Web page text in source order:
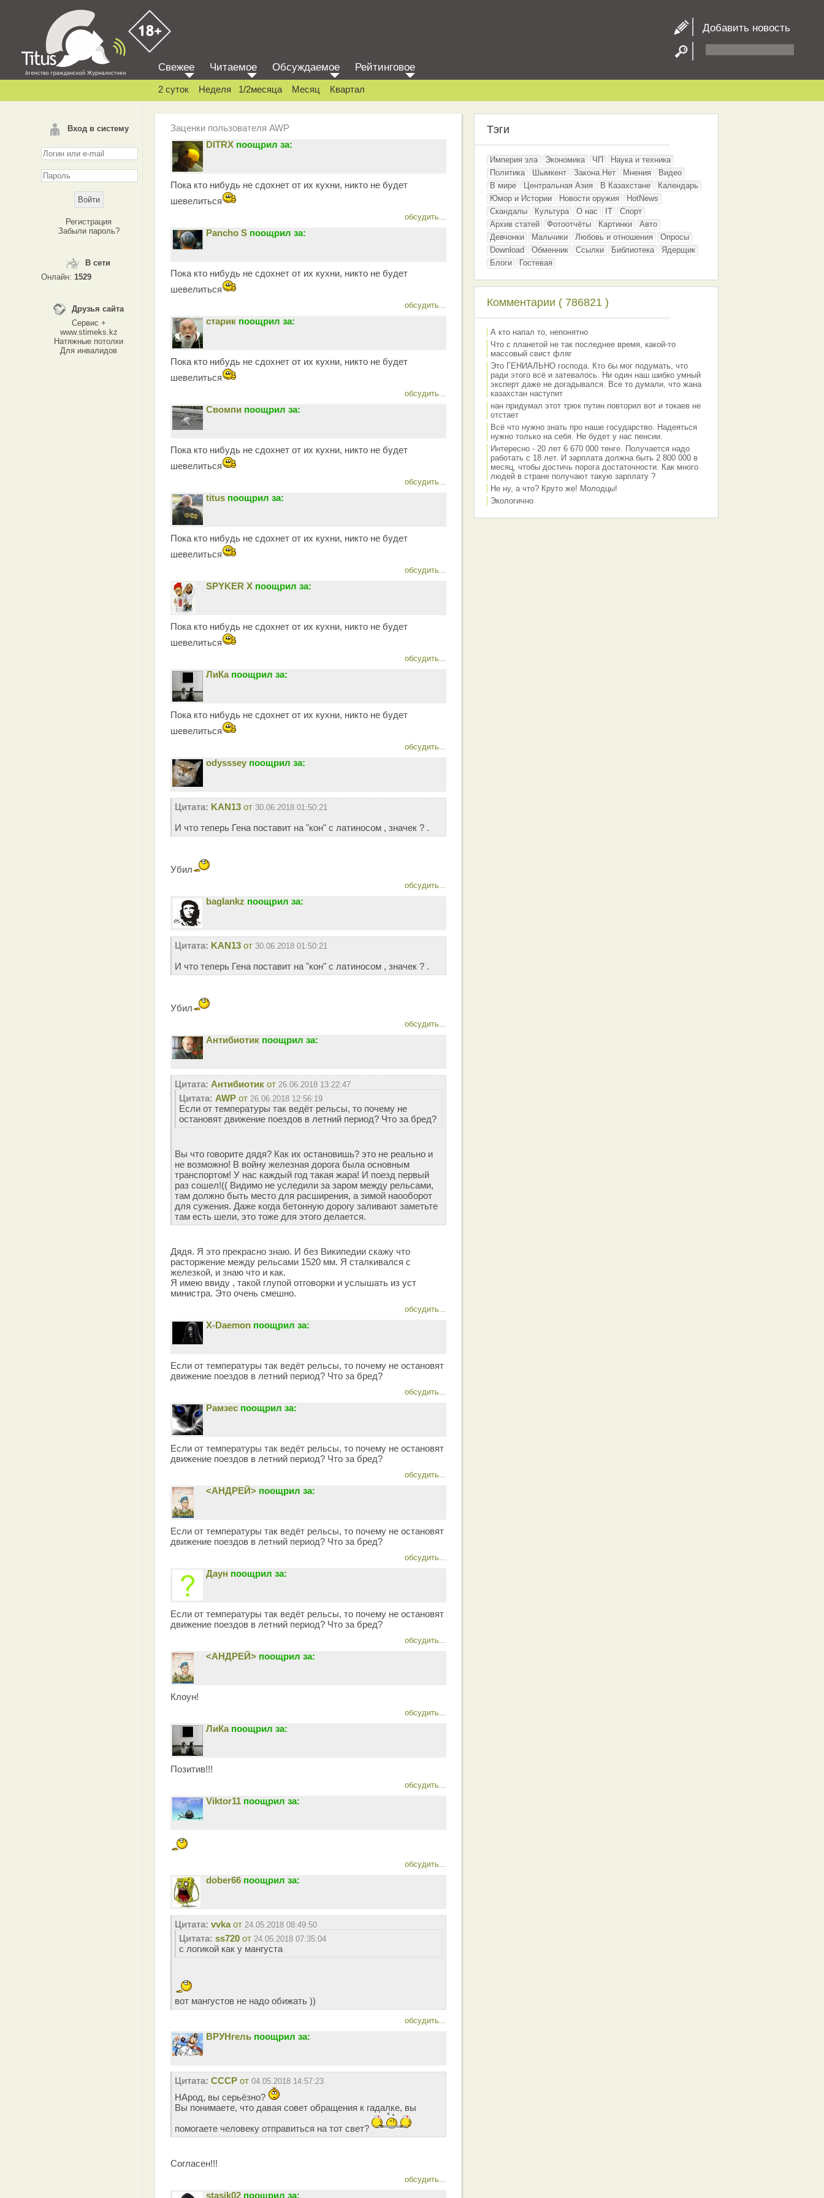
Добавить новость
Вход в систему
Регистрация
Забыли пароль?
В сети
Онлайн: 1529
Друзья сайта
Сервис +
www.stimeks.kz
Натяжные потолки
Для инвалидов
Свежее Читаемое Обсуждаемое Рейтинговое
2 суток Неделя 1/2месяца Месяц Квартал
Заценки пользователя AWP
DITRX поощрил за:
Пока кто нибудь не сдохнет от их кухни, никто не будет
шевелиться
обсудить...
Pancho S поощрил за:
Пока кто нибудь не сдохнет от их кухни, никто не будет
шевелиться
обсудить...
старик поощрил за:
Пока кто нибудь не сдохнет от их кухни, никто не будет
шевелиться
обсудить...
Свомпи поощрил за:
Пока кто нибудь не сдохнет от их кухни, никто не будет
шевелиться
обсудить...
titus поощрил за:
Пока кто нибудь не сдохнет от их кухни, никто не будет
шевелиться
обсудить...
SPYKER X поощрил за:
Пока кто нибудь не сдохнет от их кухни, никто не будет
шевелиться
обсудить...
ЛиКа поощрил за:
Пока кто нибудь не сдохнет от их кухни, никто не будет
шевелиться
обсудить...
odysssey поощрил за:
Цитата: KAN13 от 30.06.2018 01:50:21
И что теперь Гена поставит на "кон" с латиносом , значек ? .
Убил
обсудить...
baglankz поощрил за:
Цитата: KAN13 от 30.06.2018 01:50:21
И что теперь Гена поставит на "кон" с латиносом , значек ? .
Убил
обсудить...
Антибиотик поощрил за:
Цитата: Антибиотик от 26.06.2018 13:22:47
Цитата: AWP от 26.06.2018 12:56:19
Если от температуры так ведёт рельсы, то почему не
остановят движение поездов в летний период? Что за бред?
Вы что говорите дядя? Как их остановишь? это не реально и
не возможно! В войну железная дорога была основным
транспортом! У нас каждый год такая жара! И поезд первый
раз сошел!(( Видимо не уследили за заром между рельсами,
там должно быть место для расширения, а зимой наооборот
для сужения. Даже когда бетонную дорогу заливают заметьте
там есть шели, это тоже для этого делается.
Дядя. Я это прекрасно знаю. И без Википедии скажу что
расторжение между рельсами 1520 мм. Я сталкивался с
железкой, и знаю что и как.
Я имею ввиду , такой глупой отговорки и услышать из уст
министра. Это очень смешно.
обсудить...
X-Daemon поощрил за:
Если от температуры так ведёт рельсы, то почему не остановят
движение поездов в летний период? Что за бред?
обсудить...
Рамзес поощрил за:
Если от температуры так ведёт рельсы, то почему не остановят
движение поездов в летний период? Что за бред?
обсудить...
<АНДРЕЙ> поощрил за:
Если от температуры так ведёт рельсы, то почему не остановят
движение поездов в летний период? Что за бред?
обсудить...
Даун поощрил за:
Если от температуры так ведёт рельсы, то почему не остановят
движение поездов в летний период? Что за бред?
обсудить...
<АНДРЕЙ> поощрил за:
Клоун!
обсудить...
ЛиКа поощрил за:
Позитив!!!
обсудить...
Viktor11 поощрил за:
обсудить...
dober66 поощрил за:
Цитата: vvkaот 24.05.2018 08:49:50
Цитата: ss720 от 24.05.2018 07:35:04
с логикой как у мангуста
вот мангустов не надо обижать ))
обсудить...
ВРУНгель поощрил за:
Цитата: СССР от 04.05.2018 14:57:23
НАрод, вы серьёзно?
Вы понимаете, что давая совет обращения к гадалке, вы
помогаете человеку отправиться на тот свет?
Согласен!!!
обсудить...
stasik02 поощрил за:
Тэги
Империя зла Экономика ЧП
Наука и техника
Политика
Шымкент Закона.Нет Мнения
Видео
В мире
Центральная Азия В Казахстане
Календарь
Юмор и Истории
Новости оружия
HotNews
Скандалы
Культура О нас IT
Спорт
Архив статей
Фотоотчёты Картинки
Авто
Девчонки
Мальчики Любовь и отношения
Опросы
Download
Обменник Ссылки Библиотека
Ядерщик
Блоги
Гостевая
Комментарии ( 786821 )
А кто напал то, непонятно
Что с планетой не так последнее время, какой-то
массовый свист фляг
Это ГЕНИАЛЬНО господа. Кто бы мог подумать, что
ради этого всё и затевалось. Ни один наш шибко умный
эксперт даже не догадывался. Все то думали, что жана
казахстан наступит
нан придумал этот трюк путин повторил вот и токаев не
отстает
Всё что нужно знать про наше государство. Надеяться
нужно только на себя. Не будет у нас пенсии.
Интересно - 20 лет 6 670 000 тенге. Получается надо
работать с 18 лет. И зарплата должна быть 2 800 000 в
месяц, чтобы достичь порога достаточности. Как много
людей в стране получают такую зарплату ?
Не ну, а что? Круто же! Молодцы!
Экологично